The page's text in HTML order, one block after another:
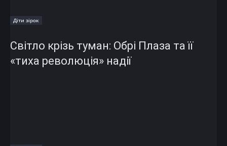
Діти зірок
Світло крізь туман: Обрі Плаза та її
«тиха революція» надії